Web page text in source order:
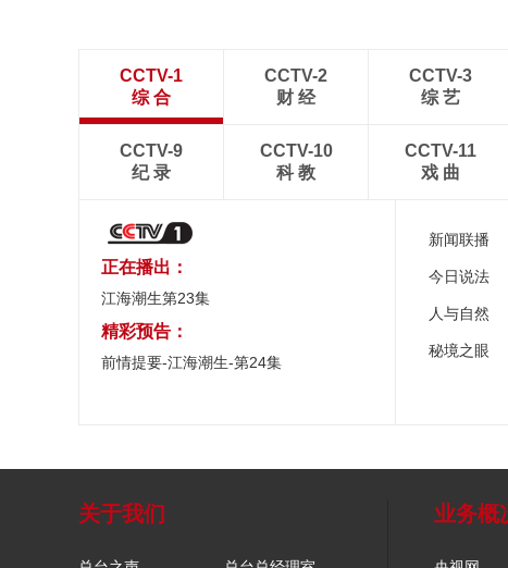
CCTV-1
综 合
CCTV-2
财 经
CCTV-3
综 艺
CCTV-9
纪 录
CCTV-10
科 教
CCTV-11
戏 曲
正在播出：
江海潮生第23集
精彩预告：
前情提要-江海潮生-第24集
新闻联播
今日说法
人与自然
秘境之眼
关于我们 业务概